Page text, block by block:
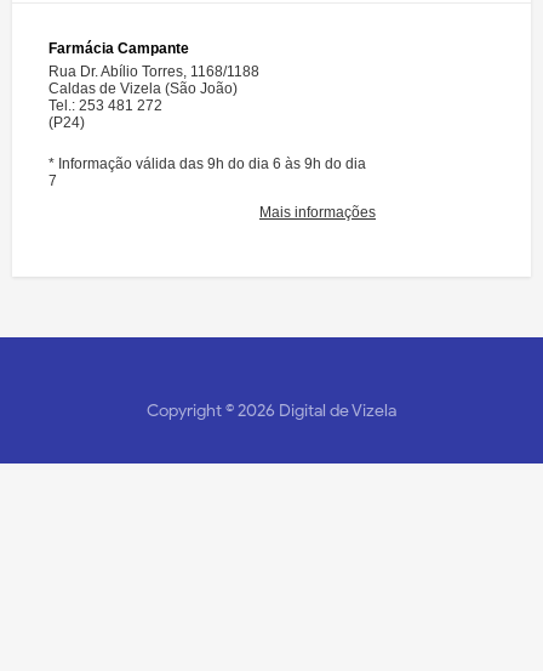
Copyright ©2026 Digital de Vizela